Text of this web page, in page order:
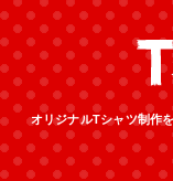
オリジナルTシャツ制作